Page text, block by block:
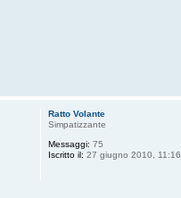
Ratto Volante
Simpatizzante
Messaggi: 75
Iscritto il: 27 giugno 2010, 11:16